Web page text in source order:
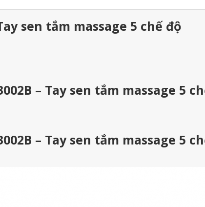
sen tắm massage 5 chế độ
– Tay sen tắm massage 5
– Tay sen tắm massage 5